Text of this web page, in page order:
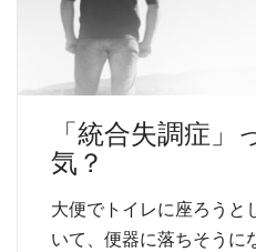
「統合失調症」
気？
大便でトイレに座ろうと
いて、便器に落ちそうに